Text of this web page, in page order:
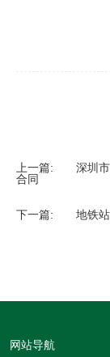
上一篇:
深圳
合同
下一篇: 地铁
网站导航